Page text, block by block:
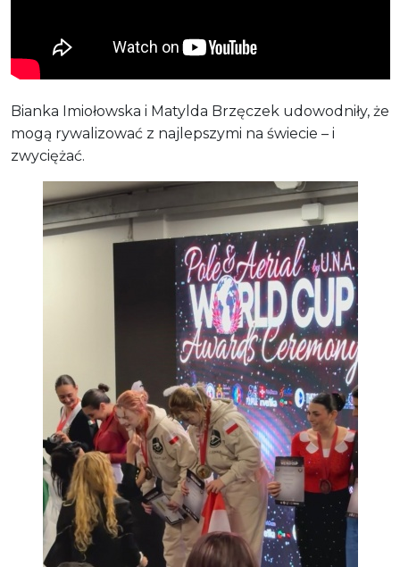
Bianka Imiołowska i Matylda Brzęczek udowodniły, że
mogą rywalizować z najlepszymi na świecie – i
zwyciężać.